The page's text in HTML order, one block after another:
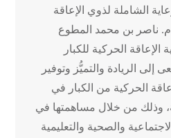
الشاملة لذوي الإعاقة
م. ناصر بن محمد المطوع
الحركية للكبار
الريادة والتميُّز وتوفير
الحركية من الكبار في
وذلك من خلال مساهمتها في
والصحية والتعليمية